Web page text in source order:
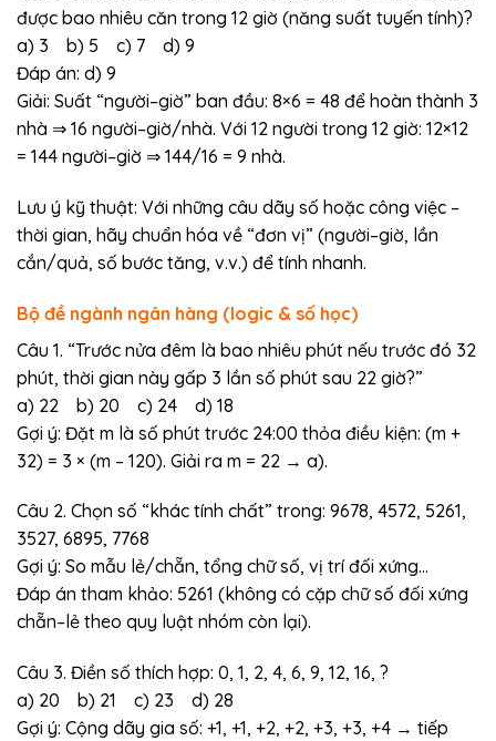
được bao nhiêu căn trong 12 giờ (năng suất tuyến tính)?
a) 3 b) 5 c) 7 d) 9
Đáp án: d) 9
Giải: Suất “người–giờ” ban đầu: 8×6 = 48 để hoàn thành 3
nhà ⇒ 16 người–giờ/nhà. Với 12 người trong 12 giờ: 12×12
= 144 người–giờ ⇒ 144/16 = 9 nhà.
Lưu ý kỹ thuật: Với những câu dãy số hoặc công việc –
thời gian, hãy chuẩn hóa về “đơn vị” (người–giờ, lần
cắn/quả, số bước tăng, v.v.) để tính nhanh.
Bộ đề ngành ngân hàng (logic & số học)
Câu 1. “Trước nửa đêm là bao nhiêu phút nếu trước đó 32
phút, thời gian này gấp 3 lần số phút sau 22 giờ?”
a) 22 b) 20 c) 24 d) 18
Gợi ý: Đặt m là số phút trước 24:00 thỏa điều kiện: (m +
32) = 3 × (m – 120). Giải ra m = 22 → a).
Câu 2. Chọn số “khác tính chất” trong: 9678, 4572, 5261,
3527, 6895, 7768
Gợi ý: So mẫu lẻ/chẵn, tổng chữ số, vị trí đối xứng…
Đáp án tham khảo: 5261 (không có cặp chữ số đối xứng
chẵn–lẻ theo quy luật nhóm còn lại).
Câu 3. Điền số thích hợp: 0, 1, 2, 4, 6, 9, 12, 16, ?
a) 20 b) 21 c) 23 d) 28
Gợi ý: Cộng dãy gia số: +1, +1, +2, +2, +3, +3, +4 → tiếp